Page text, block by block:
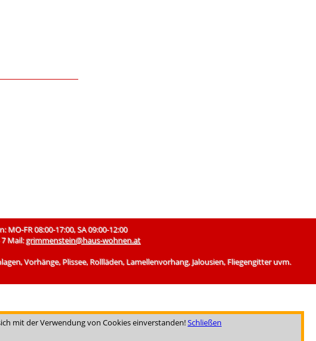
mit der Verwendung von Cookies einverstanden!Schließen
FR 08:00-17:00, SA 09:00-12:00
7 Mail:grimmenstein@haus-wohnen.at
Vorhänge, Plissee, Rollläden, Lamellenvorhang, Jalousien, Fliegengitter uvm.